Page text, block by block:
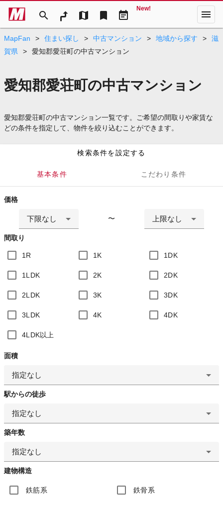
search map bookmark event_note
New! menu
MapFan > 住まい探し > 中古マンション > 地域から探す >
滋
賀県
> 愛知郡愛荘町の中古マンション
愛知郡愛荘町の中古マンション
愛知郡愛荘町の中古マンション一覧です。ご希望の間取りや家賃な
どの条件を指定して、物件を絞り込むことができます。
検索条件を設定する
基本条件 こだわり条件
価格
下限なし 〜 上限なし
間取り
1R 1K 1DK
1LDK 2K 2DK
2LDK 3K 3DK
3LDK 4K 4DK
4LDK以上
面積
指定なし
駅からの徒歩
指定なし
築年数
指定なし
建物構造
鉄筋系 鉄骨系